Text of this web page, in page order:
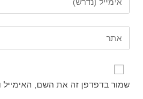
שלך
שם
משתמש
כדי
להגיב
את
כתובת
דואר
שלך
כדי
את
כתובת
שמור בדפדפן זה את השם,